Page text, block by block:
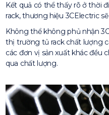
Kết quả có thể thấy rõ ở thời
rack, thương hiệu 3CElectric
Không thể không phủ nhận
thị trường tủ rack chất lượng
các đơn vị sản xuất khác đều
qua chất lượng.